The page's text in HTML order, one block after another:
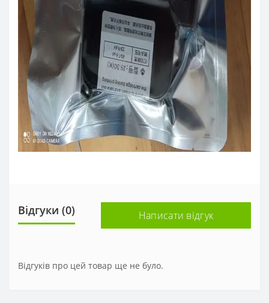
Відгуки (0) Написати відгук
Відгуків про цей товар ще не було.